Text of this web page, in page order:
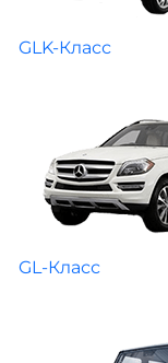
GLK-Класс
GL-Класс